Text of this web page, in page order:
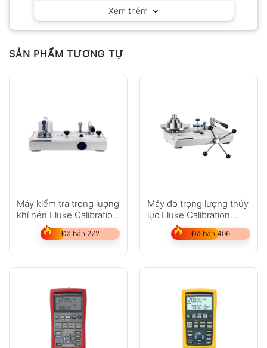
Xem thêm
SẢN PHẨM TƯƠNG TỰ
Máy kiểm tra trọng lượng
khí nén Fluke Calibration
P3000
Đã bán 272
Máy đo trọng lượng thủy
lực Fluke Calibration
P3200
Đã bán 406